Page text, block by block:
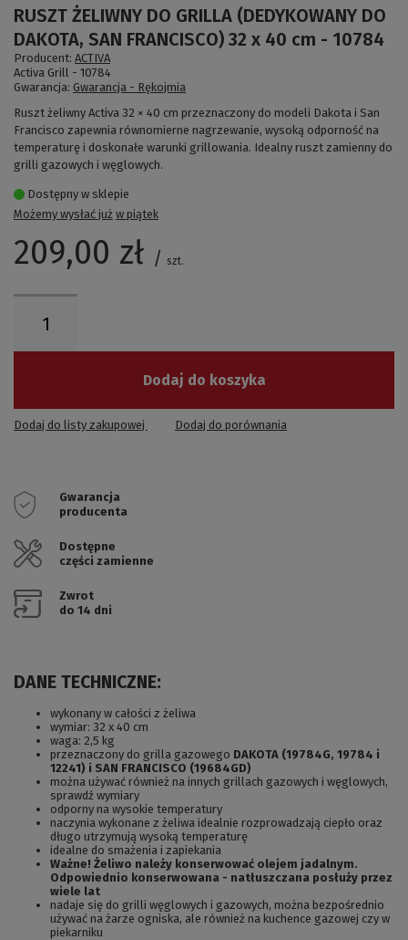
RUSZT ŻELIWNY DO GRILLA (DEDYKOWANY DO
DAKOTA, SAN FRANCISCO) 32 x 40 cm - 10784
Producent: ACTIVA
Activa Grill - 10784
Gwarancja: Gwarancja - Rękojmia
Ruszt żeliwny Activa 32 × 40 cm przeznaczony do modeli Dakota i San
Francisco zapewnia równomierne nagrzewanie, wysoką odporność na
temperaturę i doskonałe warunki grillowania. Idealny ruszt zamienny do
grilli gazowych i węglowych.
Dostępny w sklepie
Możemy wysłać już w piątek
209,00 zł / szt.
Dodaj do koszyka
Dodaj do listy zakupowej Dodaj do porównania
Gwarancja
producenta
Dostępne
części zamienne
Zwrot
do 14 dni
DANE TECHNICZNE:
wykonany w całości z żeliwa
wymiar: 32 x 40 cm
waga: 2,5 kg
przeznaczony do grilla gazowego DAKOTA (19784G, 19784 i
12241) i SAN FRANCISCO (19684GD)
można używać również na innych grillach gazowych i węglowych,
sprawdź wymiary
odporny na wysokie temperatury
naczynia wykonane z żeliwa idealnie rozprowadzają ciepło oraz
długo utrzymują wysoką temperaturę
idealne do smażenia i zapiekania
Ważne! Żeliwo należy konserwować olejem jadalnym.
Odpowiednio konserwowana - natłuszczana posłuży przez
wiele lat
nadaje się do grilli węglowych i gazowych, można bezpośrednio
używać na żarze ogniska, ale również na kuchence gazowej czy w
piekarniku